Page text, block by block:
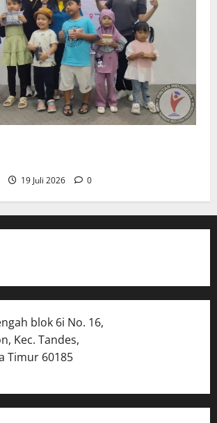
19 Juli 2026 0
blok 6i No. 16,
Kec. Tandes,
Timur 60185